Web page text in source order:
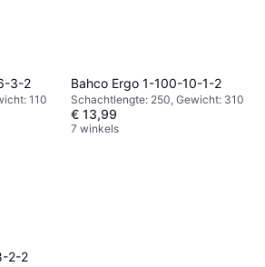
3-2
110
Bahco Ergo 1-100-10-1-2
Schachtlengte: 250, Gewicht: 310
€ 13,99
7 winkels
2-2